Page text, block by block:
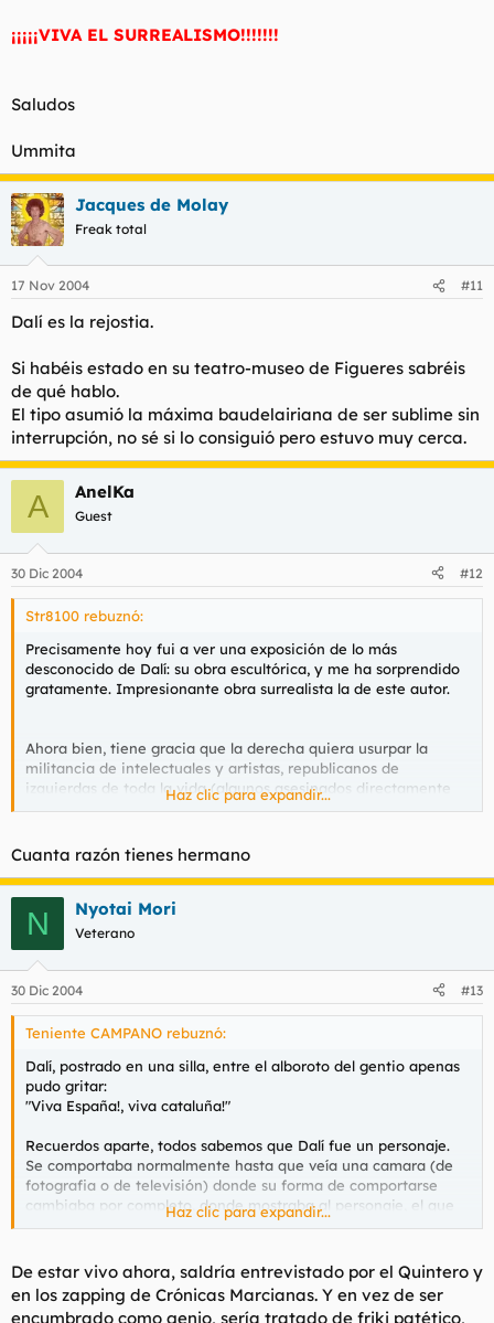
¡¡¡¡¡VIVA EL SURREALISMO!!!!!!!
Saludos
Ummita
Jacques de Molay
Freak total
17 Nov 2004 #11
Dalí es la rejostia.
Si habéis estado en su teatro-museo de Figueres sabréis
de qué hablo.
El tipo asumió la máxima baudelairiana de ser sublime sin
interrupción, no sé si lo consiguió pero estuvo muy cerca.
A AnelKa
Guest
30 Dic 2004 #12
Str8100 rebuznó:
Precisamente hoy fui a ver una exposición de lo más
desconocido de Dalí: su obra escultórica, y me ha sorprendido
gratamente. Impresionante obra surrealista la de este autor.
Ahora bien, tiene gracia que la derecha quiera usurpar la
militancia de intelectuales y artistas, republicanos de
izquierdas de toda la vida (algunos asesinados directamente
por la derecha como García Lorca, no lo olvidemos).
Eso quiere decir que dejando fuera a lo_camano y sus
fotomontajes, la derecha no ha tenido en la puta vida a nadie
con un mínimo de chispa y genio artístico. Así es queridos
amigos, el terreno de la derecha está reservado a los
mediocres.
Pero con este degollamiento de la historia que están llevando
a cabo los de derechas, no tardaremos en ver cómo se
Lorca eran todos de derechas... tiempo al tiempo... peores
cosas se han dicho ya, y nadie se ha escandalizado.
Un apunte sobre Dalí:
sino sobre todo en provecho propio, desde su retorno a
España.
Llamarle franquista a alguien tan inclasificable no
deja de ser un reduccionismo malévolo.Dalí es franquista en
Haz clic para expandir...
Cuanta razón tienes hermano
N Nyotai Mori
Veterano
30 Dic 2004 #13
Teniente CAMPANO rebuznó:
Dalí, postrado en una silla, entre el alboroto del gentio apenas
pudo gritar:
"Viva España!, viva cataluña!"
Recuerdos aparte, todos sabemos que Dalí fue un personaje.
Se comportaba normalmente hasta que veía una camara (de
fotografia o de televisión) donde su forma de comportarse
cambiaba por completo, donde mostraba al personaje, el que
todos conocemos.
Haz clic para expandir...
De estar vivo ahora, saldría entrevistado por el Quintero y
en los zapping de Crónicas Marcianas. Y en vez de ser
encumbrado como genio, sería tratado de friki patético,